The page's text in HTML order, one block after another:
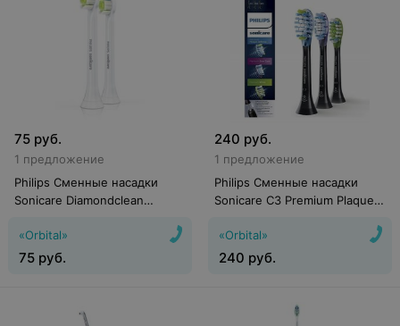
75 руб.
1 предложение
Philips Сменные насадки
Sonicare Diamondclean
«Orbital»
75 руб.
240 руб.
1 предложение
Philips Сменные насадки
Sonicare C3 Premium Plaque
«Orbital»
240 руб.